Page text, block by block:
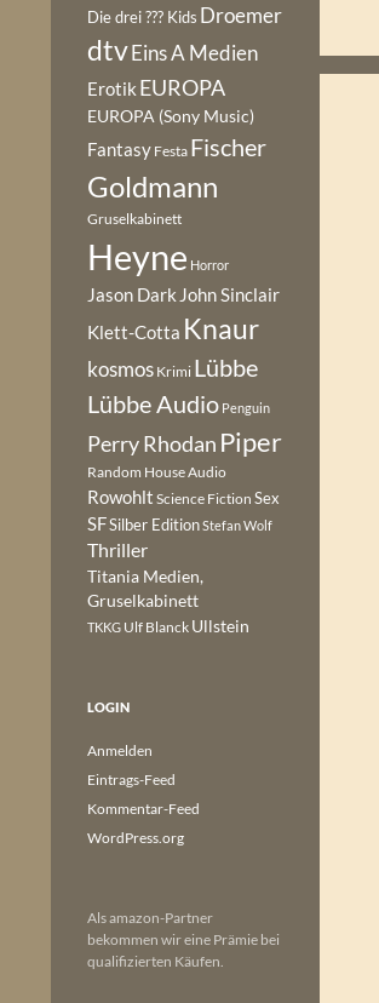
Die drei ??? Kids Droemer
dtvEins A Medien
Erotik EUROPA
EUROPA (Sony Music)
Fantasy Festa Fischer
Goldmann
Gruselkabinett
Heyne Horror
Jason Dark John Sinclair
Klett-Cotta Knaur
kosmos Krimi Lübbe
Lübbe Audio Penguin
Perry Rhodan Piper
Random House Audio
Rowohlt Science Fiction Sex
SFSilber EditionStefan Wolf
Thriller
Titania Medien,
Gruselkabinett
TKKG Ulf Blanck Ullstein
LOGIN
Anmelden
Eintrags-Feed
Kommentar-Feed
WordPress.org
Als amazon-Partner
bekommen wir eine Prämie bei
qualifizierten Käufen.